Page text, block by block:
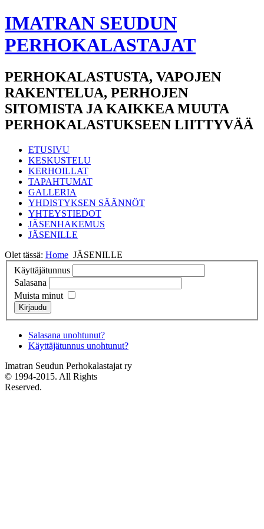
IMATRAN SEUDUN
PERHOKALASTAJAT
PERHOKALASTUSTA, VAPOJEN
RAKENTELUA, PERHOJEN
SITOMISTA JA KAIKKEA MUUTA
PERHOKALASTUKSEEN LIITTYVÄÄ
ETUSIVU
KESKUSTELU
KERHOILLAT
TAPAHTUMAT
GALLERIA
YHDISTYKSEN SÄÄNNÖT
YHTEYSTIEDOT
JÄSENHAKEMUS
JÄSENILLE
Olet tässä: Home JÄSENILLE
Käyttäjätunnus
Salasana
Muista minut
Kirjaudu
Salasana unohtunut?
Käyttäjätunnus unohtunut?
Imatran Seudun Perhokalastajat ry
© 1994-2015. All Rights
Reserved.